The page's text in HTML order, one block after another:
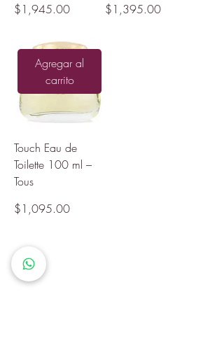
Precio
$1,945.00
Precio
$1,395.00
Agregar al
carrito
Touch Eau de
Toilette 100 ml –
Tous
Precio
$1,095.00